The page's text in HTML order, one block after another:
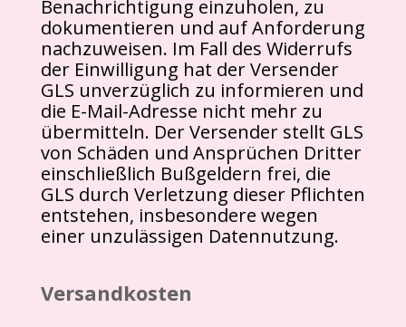
Benachrichtigung einzuholen, zu
dokumentieren und auf Anforderung
nachzuweisen. Im Fall des Widerrufs
der Einwilligung hat der Versender
GLS unverzüglich zu informieren und
die E-Mail-Adresse nicht mehr zu
übermitteln. Der Versender stellt GLS
von Schäden und Ansprüchen Dritter
einschließlich Bußgeldern frei, die
GLS durch Verletzung dieser Pflichten
entstehen, insbesondere wegen
einer unzulässigen Datennutzung.
Versandkosten